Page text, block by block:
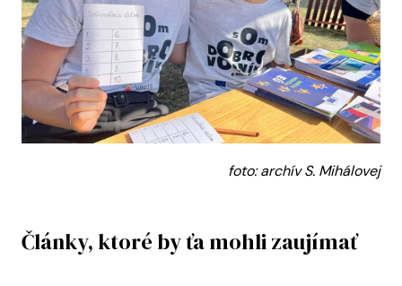
foto: archív S. Mihálovej
Články, ktoré by ťa mohli zaujímať